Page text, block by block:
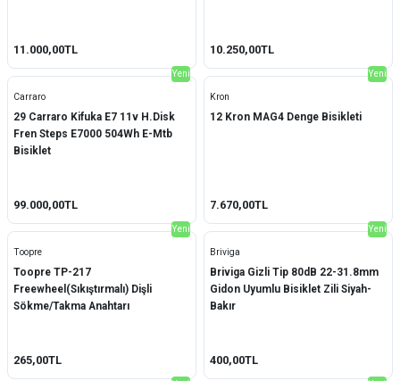
11.000,00TL 10.250,00TL
Yeni
Carraro
29 Carraro Kifuka E7 11v H.Disk
Fren Steps E7000 504Wh E-Mtb
Bisiklet
99.000,00TL
Yeni
Kron
12 Kron MAG4 Denge Bisikleti
7.670,00TL
Yeni
Toopre
Toopre TP-217
Freewheel(Sıkıştırmalı) Dişli
Sökme/Takma Anahtarı
265,00TL
Yeni
Briviga
Briviga Gizli Tip 80dB 22-31.8mm
Gidon Uyumlu Bisiklet Zili Siyah-
Bakır
400,00TL